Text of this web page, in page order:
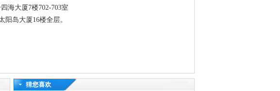
海大厦7楼702-703室
阳岛大厦16楼全层。
猜您喜欢